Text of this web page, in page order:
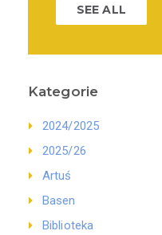
SEE ALL
Kategorie
2024/2025
2025/26
Artuś
Basen
Biblioteka